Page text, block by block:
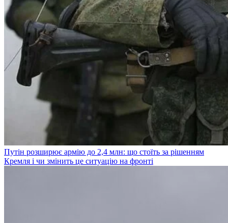
Путін розширює армію до 2,4 млн: що стоїть за рішенням
Кремля і чи змінить це ситуацію на фронті